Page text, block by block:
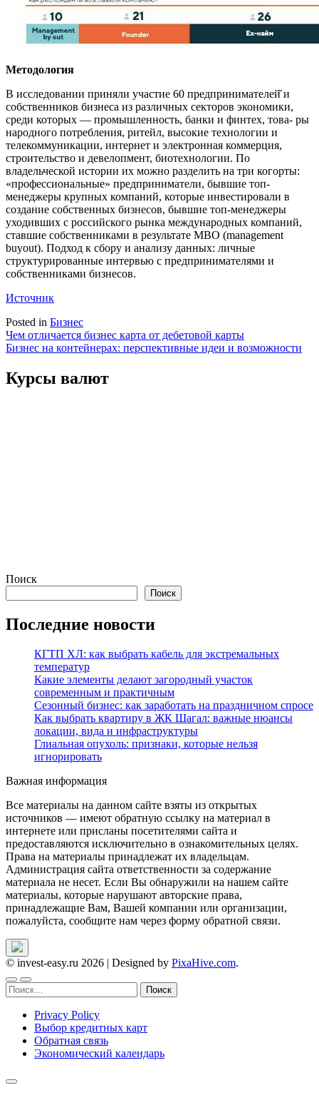
Методология
В исследовании приняли участие 60 предпринимателей̆ и
собственников бизнеса из различных секторов экономики,
среди которых — промышленность, банки и финтех, това- ры
народного потребления, ритейл, высокие технологии и
телекоммуникации, интернет и электронная коммерция,
строительство и девелопмент, биотехнологии. По
владельческой истории их можно разделить на три когорты:
«профессиональные» предприниматели, бывшие топ-
менеджеры крупных компаний, которые инвестировали в
создание собственных бизнесов, бывшие топ-менеджеры
уходивших с российского рынка международных компаний,
ставшие собственниками в результате MBO (management
buyout). Подход к сбору и анализу данных: личные
структурированные интервью с предпринимателями и
собственниками бизнесов.
Источник
Posted in Бизнес
Навигация
по
записям
Чем отличается бизнес карта от дебетовой карты
Бизнес на контейнерах: перспективные идеи и возможности
Курсы валют
Поиск
Поиск
Последние новости
КГТП ХЛ: как выбрать кабель для экстремальных
температур
Какие элементы делают загородный участок
современным и практичным
Сезонный бизнес: как заработать на праздничном спросе
Как выбрать квартиру в ЖК Шагал: важные нюансы
локации, вида и инфраструктуры
Глиальная опухоль: признаки, которые нельзя
игнорировать
Важная информация
Все материалы на данном сайте взяты из открытых
источников — имеют обратную ссылку на материал в
интернете или присланы посетителями сайта и
предоставляются исключительно в ознакомительных целях.
Права на материалы принадлежат их владельцам.
Администрация сайта ответственности за содержание
материала не несет. Если Вы обнаружили на нашем сайте
материалы, которые нарушают авторские права,
принадлежащие Вам, Вашей компании или организации,
пожалуйста, сообщите нам через форму обратной связи.
© invest-easy.ru 2026 | Designed by PixaHive.com.
Найти:
Privacy Policy
Выбор кредитных карт
Обратная связь
Экономический календарь